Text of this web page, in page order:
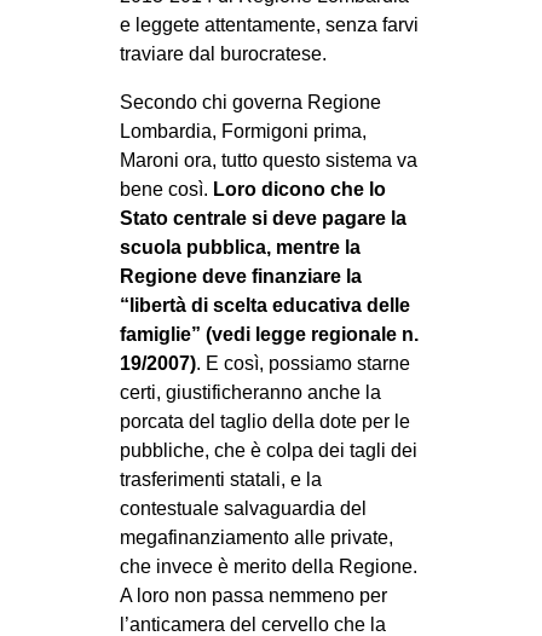
e leggete attentamente, senza farvi
traviare dal burocratese.
Secondo chi governa Regione
Lombardia, Formigoni prima,
Maroni ora, tutto questo sistema va
bene così. Loro dicono che lo
Stato centrale si deve pagare la
scuola pubblica, mentre la
Regione deve finanziare la
“libertà di scelta educativa delle
famiglie” (vedi legge regionale n.
19/2007). E così, possiamo starne
certi, giustificheranno anche la
porcata del taglio della dote per le
pubbliche, che è colpa dei tagli dei
trasferimenti statali, e la
contestuale salvaguardia del
megafinanziamento alle private,
che invece è merito della Regione.
A loro non passa nemmeno per
l’anticamera del cervello che la